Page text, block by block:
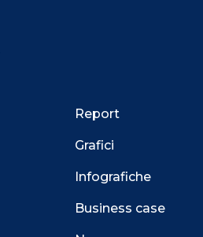
Report
Grafici
Infografiche
Business case